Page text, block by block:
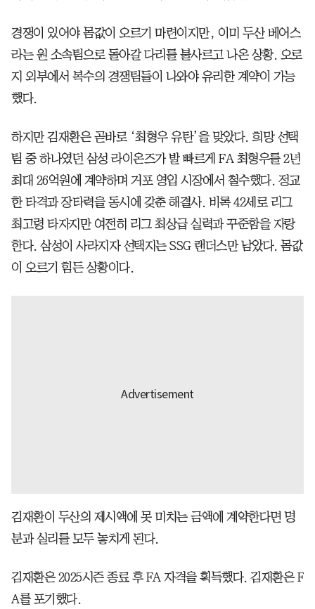
경쟁이 있어야 몸값이 오르기 마련이지만, 이미 두산 베어스
라는 원 소속팀으로 돌아갈 다리를 불사르고 나온 상황. 오로
지 외부에서 복수의 경쟁팀들이 나와야 유리한 계약이 가능
했다.
하지만 김재환은 곧바로 ‘최형우 유탄’을 맞았다. 희망 선택
팀 중 하나였던 삼성 라이온즈가 발 빠르게 FA 최형우를 2년
최대 26억원에 계약하며 거포 영입 시장에서 철수했다. 정교
한 타격과 장타력을 동시에 갖춘 해결사. 비록 42세로 리그
최고령 타자지만 여전히 리그 최상급 실력과 꾸준함을 자랑
한다. 삼성이 사라지자 선택지는 SSG 랜더스만 남았다. 몸값
이 오르기 힘든 상황이다.
김재환이 두산의 제시액에 못 미치는 금액에 계약한다면 명
분과 실리를 모두 놓치게 된다.
김재환은 2025시즌 종료 후 FA 자격을 획득했다. 김재환은 F
A를 포기했다.